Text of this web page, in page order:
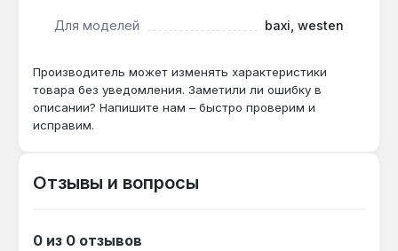
для восстановления работоспособности узла
горячего водоснабжения. Гарантия 1 год, доставка
по Украине.
Для моделей baxi, westen
Производитель может изменять характеристики
товара без уведомления. Заметили ли ошибку в
описании? Напишите нам – быстро проверим и
исправим.
Отзывы и вопросы
0 из 0 отзывов